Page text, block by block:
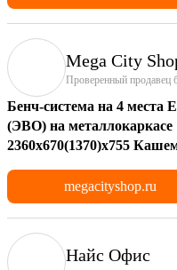
Mega City
Проверенный продавец
Бенч-система на 4 места
(ЭВО) на металлокаркасе
2360х670(1370)x755
megacityshop.ru
Найс Офис